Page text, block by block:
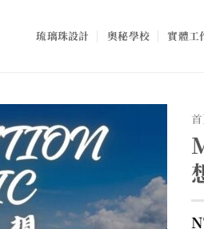
琉璃珠設計 奧秘學校 實體工